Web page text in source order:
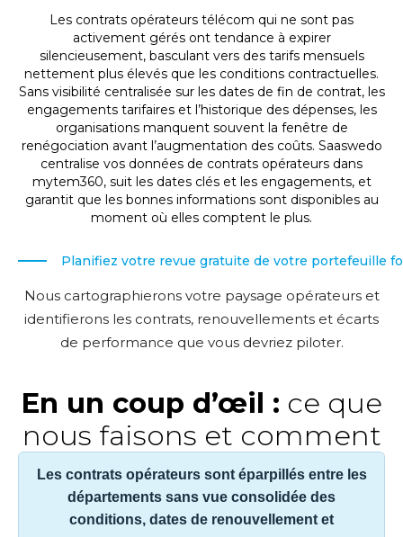
Les contrats opérateurs télécom qui ne sont pas
activement gérés ont tendance à expirer
silencieusement, basculant vers des tarifs mensuels
nettement plus élevés que les conditions contractuelles.
Sans visibilité centralisée sur les dates de fin de contrat, les
engagements tarifaires et l’historique des dépenses, les
organisations manquent souvent la fenêtre de
renégociation avant l’augmentation des coûts. Saaswedo
centralise vos données de contrats opérateurs dans
mytem360, suit les dates clés et les engagements, et
garantit que les bonnes informations sont disponibles au
moment où elles comptent le plus.
Planifiez votre revue gratuite de votre portefeuille
Nous cartographierons votre paysage opérateurs et
identifierons les contrats, renouvellements et écarts
de performance que vous devriez piloter.
En un coup d’œil : ce que
nous faisons et comment
Les contrats opérateurs sont éparpillés entre les
départements sans vue consolidée des
conditions, dates de renouvellement et